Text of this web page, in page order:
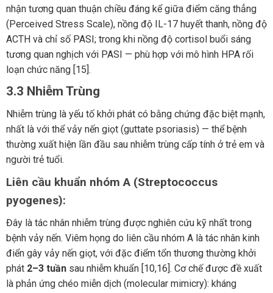
nhận tương quan thuận chiều đáng kể giữa điểm căng thẳng
(Perceived Stress Scale), nồng độ IL-17 huyết thanh, nồng độ
ACTH và chỉ số PASI; trong khi nồng độ cortisol buổi sáng
tương quan nghịch với PASI — phù hợp với mô hình HPA rối
loạn chức năng [15].
3.3 Nhiễm Trùng
Nhiễm trùng là yếu tố khởi phát có bằng chứng đặc biệt mạnh,
nhất là với thể vảy nến giọt (guttate psoriasis) — thể bệnh
thường xuất hiện lần đầu sau nhiễm trùng cấp tính ở trẻ em và
người trẻ tuổi.
Liên cầu khuẩn nhóm A (Streptococcus
pyogenes):
Đây là tác nhân nhiễm trùng được nghiên cứu kỹ nhất trong
bệnh vảy nến. Viêm họng do liên cầu nhóm A là tác nhân kinh
điển gây vảy nến giọt, với đặc điểm tổn thương thường khởi
phát 2–3 tuầnsau nhiễm khuẩn [10,16]. Cơ chế được đề xuất
là phản ứng chéo miễn dịch (molecular mimicry): kháng